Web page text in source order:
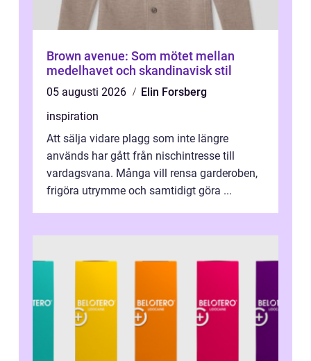
Brown avenue: Som mötet mellan
medelhavet och skandinavisk stil
05 augusti 2026
Elin Forsberg
inspiration
Att sälja vidare plagg som inte längre
används har gått från nischintresse till
vardagsvana. Många vill rensa garderoben,
frigöra utrymme och samtidigt göra ...